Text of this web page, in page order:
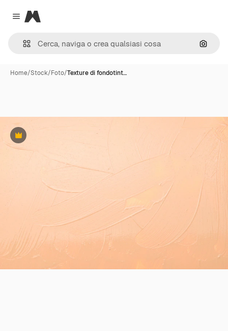
Close menu
Magnific
Cerca
Home/Stock/Foto/Texture di fondotint…
Premium